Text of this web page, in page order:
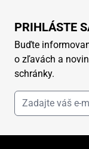
PRIHLÁSTE
Buďte
o zľavách a
schránky.